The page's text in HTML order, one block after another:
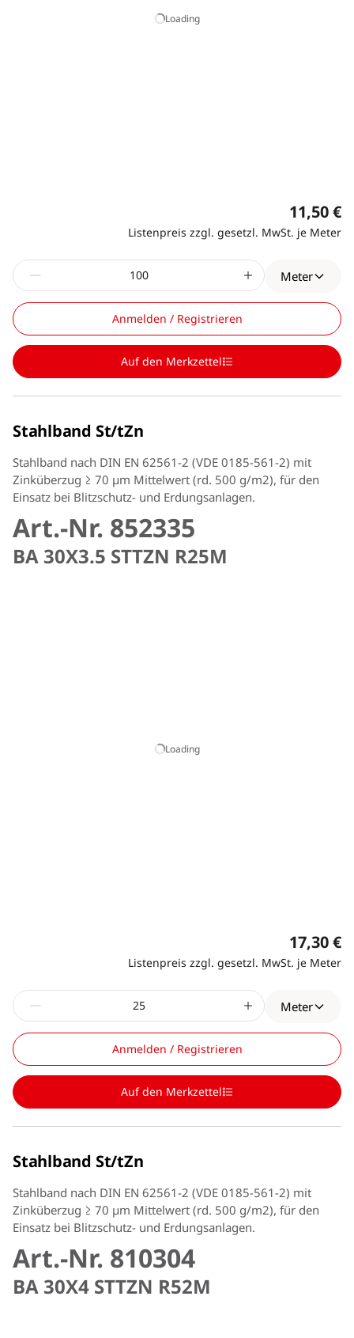
Loading
11,50 €
Listenpreis zzgl. gesetzl. MwSt. je Meter
Meter
Anmelden / Registrieren
Auf den Merkzettel
Stahlband St/tZn
Stahlband nach DIN EN 62561-2 (VDE 0185-561-2) mit
Zinküberzug ≥ 70 µm Mittelwert (rd. 500 g/m2), für den
Einsatz bei Blitzschutz- und Erdungsanlagen.
Art.-Nr. 852335
BA 30X3.5 STTZN R25M
Loading
17,30 €
Listenpreis zzgl. gesetzl. MwSt. je Meter
Meter
Anmelden / Registrieren
Auf den Merkzettel
Stahlband St/tZn
Stahlband nach DIN EN 62561-2 (VDE 0185-561-2) mit
Zinküberzug ≥ 70 µm Mittelwert (rd. 500 g/m2), für den
Einsatz bei Blitzschutz- und Erdungsanlagen.
Art.-Nr. 810304
BA 30X4 STTZN R52M